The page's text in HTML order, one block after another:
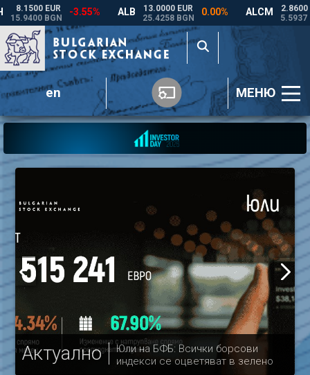
en МЕНЮ
Актуално
Юли на БФБ: Всички борсови
индекси се оцветяват в зелено